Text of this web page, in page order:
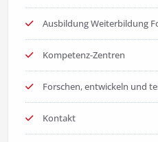
Ausbildung Weiterbildung
Kompetenz-Zentren
Forschen, entwickeln und
Kontakt